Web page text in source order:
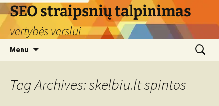
Skip
to
content
SEO straipsnių talpinimas
vertybės verslui
Menu
Search
for:
Tag Archives: skelbiu.lt spintos